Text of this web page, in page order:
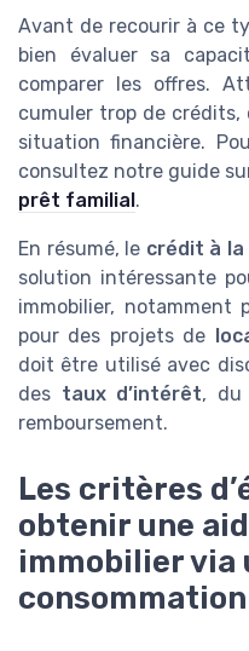
Avant de recourir à ce
bien évaluer sa
comparer les offres.
cumuler trop de
situation financière.
consultez notre guide
prêt familial .
En résumé, le crédit à la
solution intéressante
immobilier, notamment
pour des projets de
doit être utilisé avec
des taux d’intérêt, du
remboursement.
Les critères
obtenir une
immobilier via
consommation